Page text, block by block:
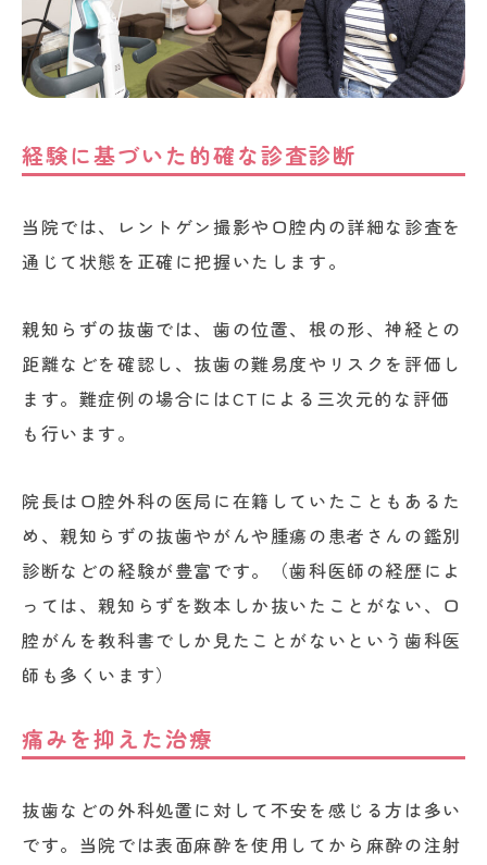
経験に基づいた的確な診査診断
当院では、レントゲン撮影や口腔内の詳細な診査を
通じて状態を正確に把握いたします。
親知らずの抜歯では、歯の位置、根の形、神経との
距離などを確認し、抜歯の難易度やリスクを評価し
ます。難症例の場合にはCTによる三次元的な評価
も行います。
院長は口腔外科の医局に在籍していたこともあるた
め、親知らずの抜歯やがんや腫瘍の患者さんの鑑別
診断などの経験が豊富です。（歯科医師の経歴によ
っては、親知らずを数本しか抜いたことがない、口
腔がんを教科書でしか見たことがないという歯科医
師も多くいます）
痛みを抑えた治療
抜歯などの外科処置に対して不安を感じる方は多い
です。当院では表面麻酔を使用してから麻酔の注射